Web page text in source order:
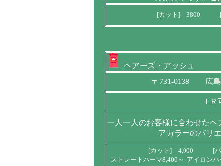
[カット] 3800 [
ヘアーズ・アッシュ
〒731-0138 広島
Ｊ
一人一人のお客様に合わせた
アカラーのバリ
[カット] 4,000 [パ
ストレートパーマ8,400～ アイロン